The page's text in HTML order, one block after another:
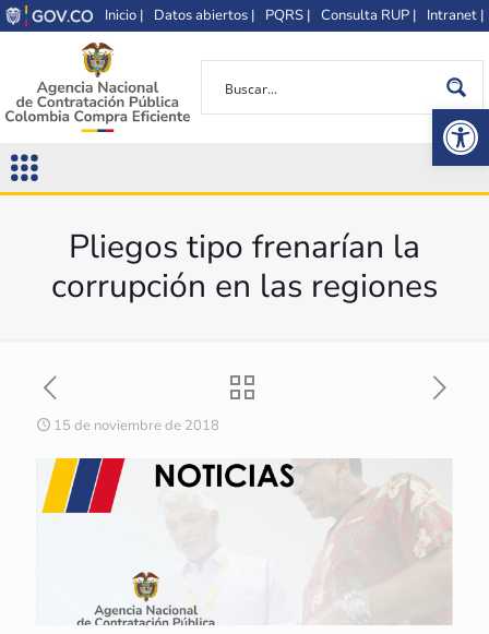
Inicio | Datos abiertos | PQRS | Consulta RUP | Intranet |
Pliegos tipo frenarían la
corrupción en las regiones
15 de noviembre de 2018